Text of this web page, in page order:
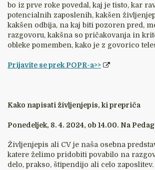
bo iz prve roke povedal, kaj je tisto, kar
potencialnih zaposlenih, kakšen
kakšen odbija, na kaj biti pozoren pred,
razgovoru, kakšna so pričakovanja in
obleke pomemben, kako je z govorico
Prijavite se prek POPR-a>>
Kako napisati življenjepis, ki prepriča
Ponedeljek, 8. 4. 2024, ob 14.00. Na
Življenjepis ali CV je naša osebna
katere želimo pridobiti povabilo na
delo, prakso, štipendijo ali celo